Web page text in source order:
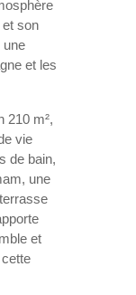
son
une
et les
210 m²,
vie
de bain,
une
et